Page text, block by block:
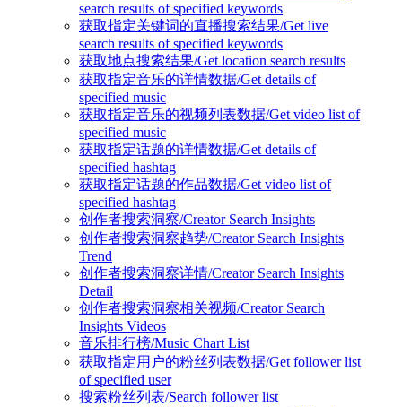
search results of specified keywords
获取指定关键词的直播搜索结果/Get live
search results of specified keywords
获取地点搜索结果/Get location search results
获取指定音乐的详情数据/Get details of
specified music
获取指定音乐的视频列表数据/Get video list of
specified music
获取指定话题的详情数据/Get details of
specified hashtag
获取指定话题的作品数据/Get video list of
specified hashtag
创作者搜索洞察/Creator Search Insights
创作者搜索洞察趋势/Creator Search Insights
Trend
创作者搜索洞察详情/Creator Search Insights
Detail
创作者搜索洞察相关视频/Creator Search
Insights Videos
音乐排行榜/Music Chart List
获取指定用户的粉丝列表数据/Get follower list
of specified user
搜索粉丝列表/Search follower list